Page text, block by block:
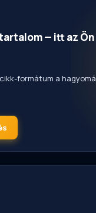
— itt az
formátum a